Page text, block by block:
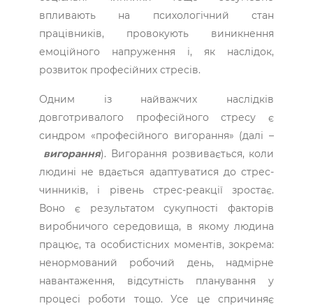
впливають на психологічний стан
працівників, провокують виникнення
емоційного напруження і, як наслідок,
розвиток професійних стресів.
Одним із найважчих наслідків
довготривалого професійного стресу є
синдром «професійного вигорання» (далі –
вигорання). Вигорання розвивається, коли
людині не вдається адаптуватися до стрес-
чинників, і рівень стрес-реакції зростає.
Воно є результатом сукупності факторів
виробничого середовища, в якому людина
працює, та особистісних моментів, зокрема:
ненормований робочий день, надмірне
навантаження, відсутність планування у
процесі роботи тощо. Усе це спричиняє